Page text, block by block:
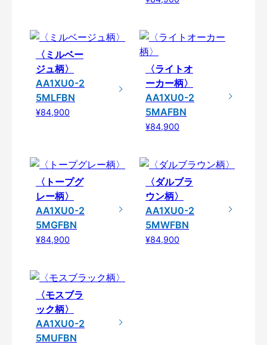
〈ミルベー
ジュ柄〉
AA1XU0-2
5MLFBN
¥84,900
〈ライトオ
ーカー柄〉
AA1XU0-2
5MAFBN
¥84,900
〈トープグ
レー柄〉
AA1XU0-2
5MGFBN
¥84,900
〈ダルブラ
ウン柄〉
AA1XU0-2
5MWFBN
¥84,900
〈モスブラ
ック柄〉
AA1XU0-2
5MUFBN